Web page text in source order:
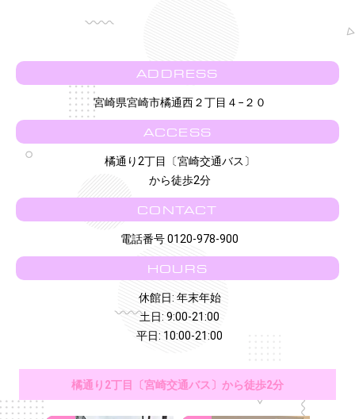
ADDRESS
宮崎県宮崎市橘通西２丁目４−２０
ACCESS
橘通り2丁目〔宮崎交通バス〕
から徒歩2分
CONTACT
電話番号 0120-978-900
HOURS
休館日: 年末年始
土日: 9:00-21:00
平日: 10:00-21:00
橘通り2丁目〔宮崎交通バス〕から徒歩2分